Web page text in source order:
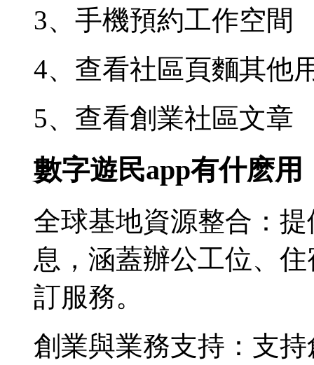
3、手機預約工作空間
4、查看社區頁麵其他
5、查看創業社區文章
數字遊民app有什麽用
全球基地資源整合：
息，涵蓋辦公工位、
訂服務。
創業與業務支持：支